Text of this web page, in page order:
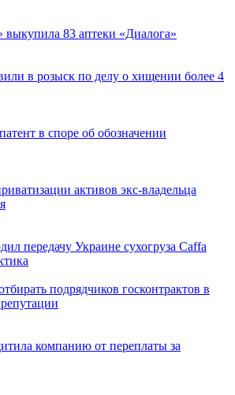
выкупила 83 аптеки «Диалога»
в розыск по делу о хищении более 4
в споре об обозначении
активов экс-владельца
передачу Украине сухогруза Caffa
подрядчиков госконтрактов в
компанию от переплаты за